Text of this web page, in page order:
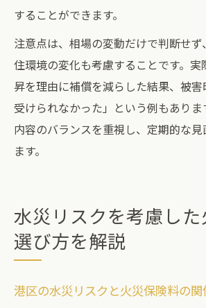
することができます。
注意点は、相場の変動だけで判断せ
住環境の変化も考慮することです。実
昇を理由に補償を減らした結果、被
受けられなかった」という例もあり
内容のバランスを重視し、定期的な
ます。
水災リスクを考慮し
選び方を解説
港区の水災リスクと火災保険料の関